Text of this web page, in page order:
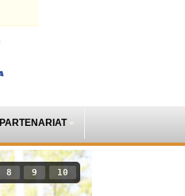
PARTENARIAT
8 9 10